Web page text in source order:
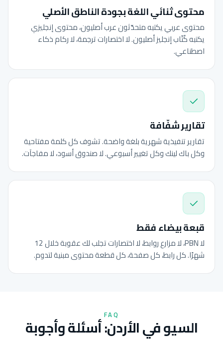
محتوى ثنائي اللغة بجودة الناطق الأصلي
محتوى عربي يكتبه متحدّثون عرب أصليون، محتوى إنجليزي
يكتبه كُتّاب إنجليز أصليون. لا اختصارات ترجمة، لا ركام ذكاء
اصطناعي.
تقارير شفّافة
تقارير تنفيذية شهرية بلغة واضحة. تشوف كل كلمة مفتاحية
وكل باك لينك وكل تغيير أسبوعي. لا صندوق أسود، لا مفاجآت.
قبعة بيضاء فقط
لا PBN، لا مزارع روابط، لا اختصارات تجلب لك عقوبة خلال 12
شهرًا. كل رابط، كل صفحة، كل قطعة محتوى مبنية لتدوم.
FAQ
السيو في الأردن: أسئلة وأجوبة